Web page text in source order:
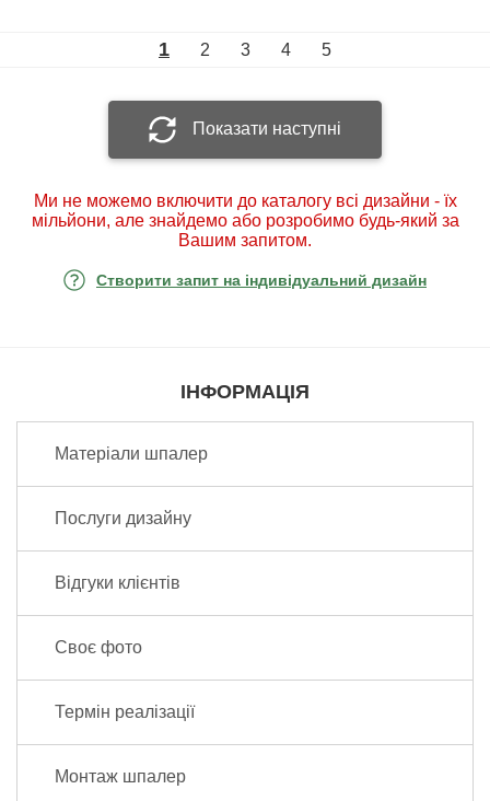
1 2 3 4 5
Показати наступні
Ми не можемо включити до каталогу всі дизайни - їх
мільйони, але знайдемо або розробимо будь-який за
Вашим запитом.
Створити запит на індивідуальний дизайн
ІНФОРМАЦІЯ
Матеріали шпалер
Послуги дизайну
Відгуки клієнтів
Своє фото
Термін реалізації
Монтаж шпалер